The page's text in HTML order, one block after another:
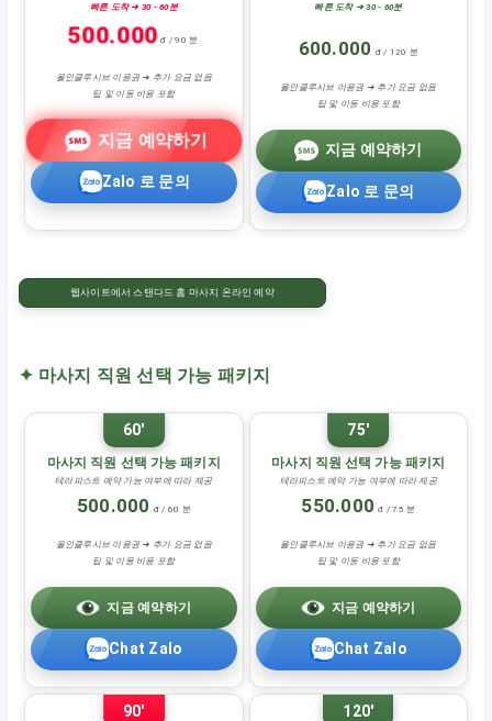
빠른 도착 ➜ 30 - 60분
500.000 đ / 90 분
올인클루시브 이용권 ➜ 추가 요금 없음
팁 및 이동 비용 포함
지금 예약하기
Zalo 로 문의
빠른 도착 ➜ 30 - 60분
600.000 đ / 120 분
올인클루시브 이용권 ➜ 추가 요금 없음
팁 및 이동 비용 포함
지금 예약하기
Zalo 로 문의
웹사이트에서 스탠다드 홈 마사지 온라인 예약
✦ 마사지 직원 선택 가능 패키지
60'
마사지 직원 선택 가능 패키지
테라피스트 예약 가능 여부에 따라 제공
500.000 đ / 60 분
올인클루시브 이용권 ➜ 추가 요금 없음
팁 및 이동 비용 포함
지금 예약하기
Chat Zalo
75'
마사지 직원 선택 가능 패키지
테라피스트 예약 가능 여부에 따라 제공
550.000 đ / 75 분
올인클루시브 이용권 ➜ 추가 요금 없음
팁 및 이동 비용 포함
지금 예약하기
Chat Zalo
90' 120'